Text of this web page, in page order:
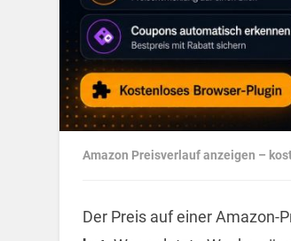
Amazon Preisverlauf anzeigen –
Der Preis auf einer Amazon-